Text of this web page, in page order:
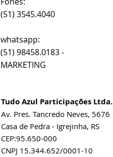
(51) 3545.4040
whatsapp:
(51) 98458.0183 -
MARKETING
Tudo Azul Participações Ltda.
Av. Pres. Tancredo Neves, 5676
Casa de Pedra - Igrejinha, RS
CEP:95.650-000
CNPJ 15.344.652/0001-10